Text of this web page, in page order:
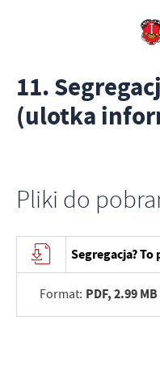
11.
(ulotka
Pliki do
Segregacja?
Format: PDF,2.99 MB